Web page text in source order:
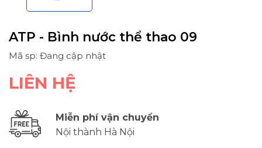
ATP - Bình nước thể thao 09
Mã sp: Đang cập nhật
LIÊN HỆ
Miễn phí vận chuyển
Nội thành Hà Nội